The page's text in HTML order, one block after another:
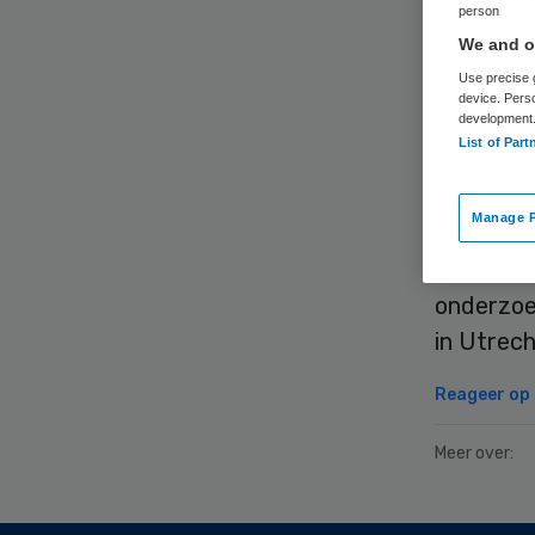
in
Reageer
Meer over:
person
We and
Use precise
device.
development.
List of
Manage